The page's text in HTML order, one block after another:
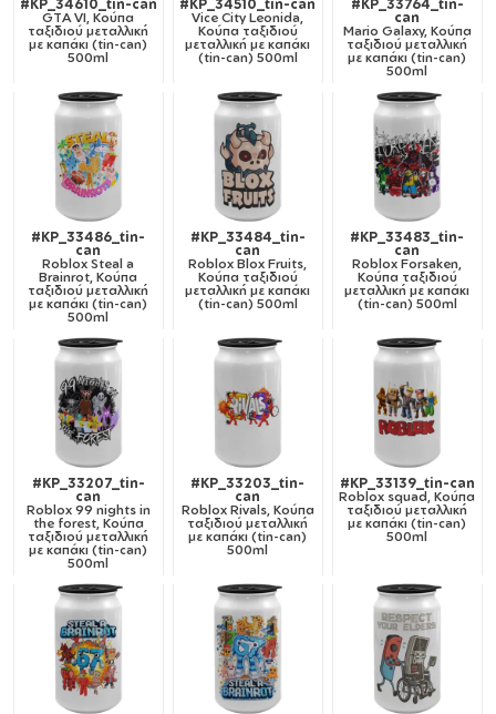
#KP_34610_tin-can
GTA VI, Κούπα
ταξιδιού μεταλλική
με καπάκι (tin-can)
500ml
#KP_34510_tin-can
Vice City Leonida,
Κούπα ταξιδιού
μεταλλική με καπάκι
(tin-can) 500ml
#KP_33764_tin-
can
Mario Galaxy, Κούπα
ταξιδιού μεταλλική
με καπάκι (tin-can)
500ml
#KP_33486_tin-
can
Roblox Steal a
Brainrot, Κούπα
ταξιδιού μεταλλική
με καπάκι (tin-can)
500ml
#KP_33484_tin-
can
Roblox Blox Fruits,
Κούπα ταξιδιού
μεταλλική με καπάκι
(tin-can) 500ml
#KP_33483_tin-
can
Roblox Forsaken,
Κούπα ταξιδιού
μεταλλική με καπάκι
(tin-can) 500ml
#KP_33207_tin-
can
Roblox 99 nights in
the forest, Κούπα
ταξιδιού μεταλλική
με καπάκι (tin-can)
500ml
#KP_33203_tin-
can
Roblox Rivals, Κούπα
ταξιδιού μεταλλική
με καπάκι (tin-can)
500ml
#KP_33139_tin-can
Roblox squad, Κούπα
ταξιδιού μεταλλική
με καπάκι (tin-can)
500ml